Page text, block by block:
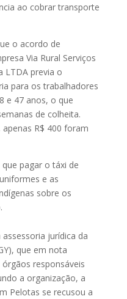
ao cobrar transporte
o acordo de
Via Rural Serviços
LTDA previa o
para os trabalhadores
e 47 anos, o que
de colheita.
R$ 400 foram
pagar o táxi de
e as
sobre os
jurídica da
que em nota
responsáveis
a organização, a
Pelotas se recusou a